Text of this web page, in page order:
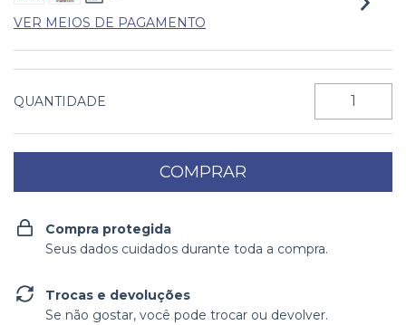
VER MEIOS DE PAGAMENTO
QUANTIDADE
Compra protegida
Seus dados cuidados durante toda a compra.
Trocas e devoluções
Se não gostar, você pode trocar ou devolver.